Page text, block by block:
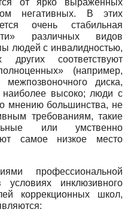
от ярко выраженных
негативных. В этих
очень стабильная
различных видов
людей с инвалидностью,
соответствуют
(например,
диска,
наиболее высоко; люди с
мнению большинства, не
требованиям, такие
или умственно
самое низкое место
профессиональной
условиях инклюзивного
коррекционных школ,